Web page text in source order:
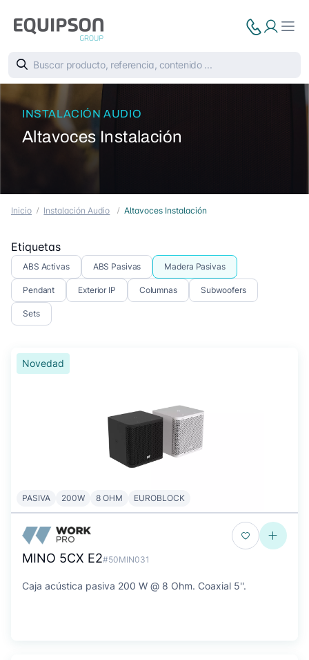
INSTALACIÓN AUDIO
Altavoces Instalación
Inicio Instalación Audio Altavoces Instalación
Etiquetas
ABS Activas ABS Pasivas Madera Pasivas
Pendant Exterior IP Columnas Subwoofers
Sets
Novedad
PASIVA 200W 8 OHM EUROBLOCK
MINO 5CX E2#50MIN031
Caja acústica pasiva 200 W @ 8 Ohm. Coaxial 5''.